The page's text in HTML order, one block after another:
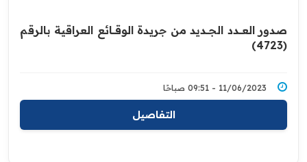
صدور العــــدد الجـــديد من جريدة ‏الوقــــائع العراقية بالرقم
(4723)‏
11/06/2023 - 09:51 صباحًا
التفاصيل